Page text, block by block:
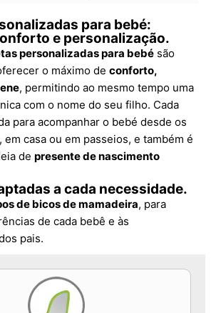
para bebé:
e personalização.
personalizadas para bebé são
o máximo de conforto,
, permitindo ao mesmo tempo uma
com o nome do seu filho. Cada
para acompanhar o bebé desde os
casa ou em passeios, e também é
de presente de nascimento
a cada necessidade.
de bicos de mamadeira, para
de cada bebê e às
pais.